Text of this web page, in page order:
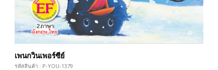
เพนกวินเพอร์ซีย์
รหัสสินค้า : P-YOU-1379